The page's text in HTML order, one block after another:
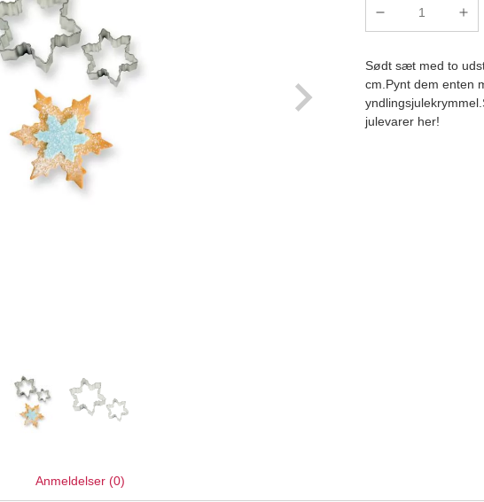
Udstikker
antal
Sødt sæt med to
cm.Pynt dem enten
julevarer her!
Anmeldelser (0)